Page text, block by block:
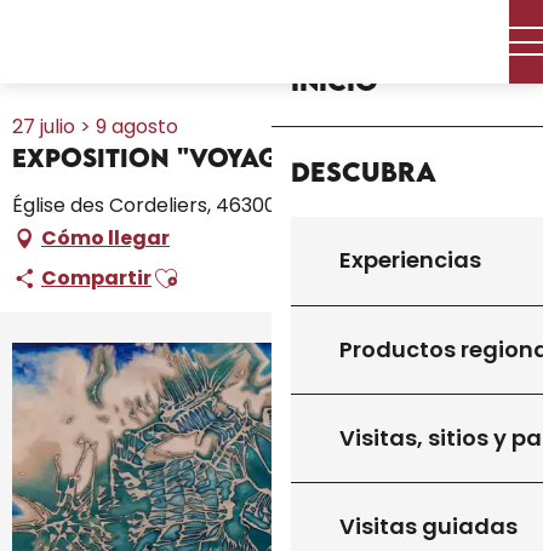
Inicio
Descubra
Experiencias
Productos
Visitas, sitios y
Visitas guiadas
27 julio > 9 agosto
Exposition "Voyage intemporel"
Église des Cordeliers, 46300 Gourdon
Cómo llegar
CompartirAjouter aux favoris
+1 foto